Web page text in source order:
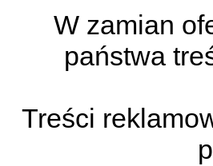
W zamian
państwa
Treści